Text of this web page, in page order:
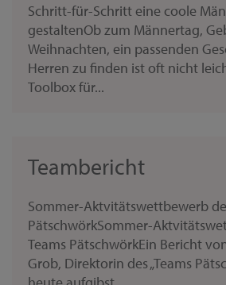
Schritt-für-Schritt eine coole
gestaltenOb zum Männertag,
Weihnachten, ein passenden
Herren zu finden ist oft nicht
Toolbox für...
Teambericht
Sommer-Aktvitätswettbewerb
PätschwörkSommer-
Teams PätschwörkEin Bericht
Grob, Direktorin des „Teams